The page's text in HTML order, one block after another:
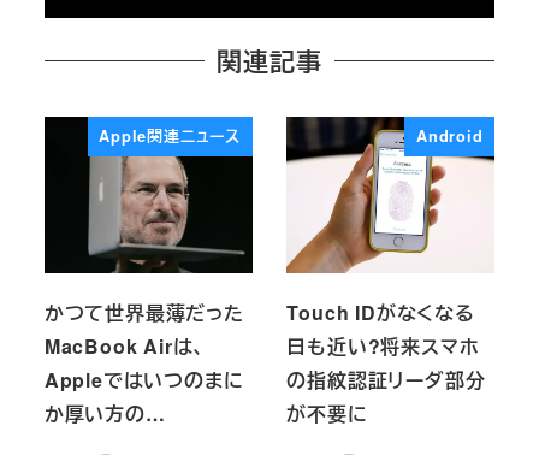
関連記事
Apple関連ニュース
かつて世界最薄だった
MacBook Airは、
Appleではいつのまに
か厚い方の…
Android
Touch IDがなくなる
日も近い?将来スマホ
の指紋認証リーダ部分
が不要に